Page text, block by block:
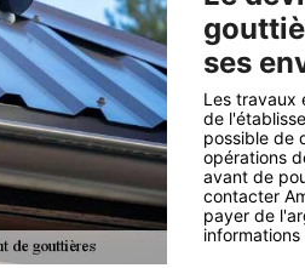
ses
Les travaux
de
possible de
opérations
avant de
contacter
payer de